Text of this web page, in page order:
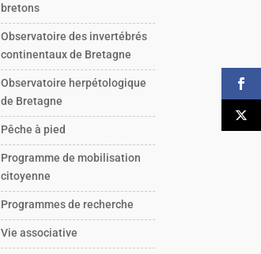
bretons
Observatoire des invertébrés
continentaux de Bretagne
Observatoire herpétologique
de Bretagne
Pêche à pied
Programme de mobilisation
citoyenne
Programmes de recherche
Vie associative